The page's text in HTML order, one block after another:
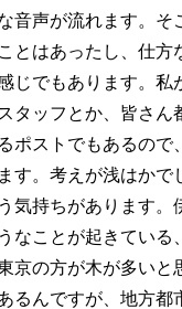
音声が流れます。そ
とはあったし、仕方
じでもあります。私
タッフとか、皆さん
ポストでもあるので
す。考えが浅はかで
気持ちがあります。
なことが起きている
京の方が木が多いと
るんですが、地方都